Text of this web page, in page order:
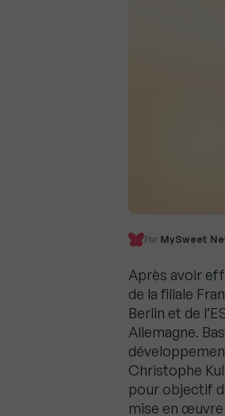
Par MySweet
Après avoir
de la filiale
Berlin et de
Allemagne.
Christophe
pour objectif
mise en œuvre